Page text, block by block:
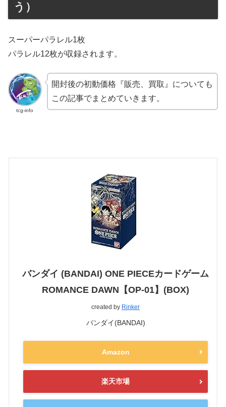
う）
スーパーパラレル1枚
パラレル12枚が収録されます。
tcg-info
開封後の初動価格『販売、買取』についても
この記事でまとめていきます。
バンダイ (BANDAI) ONE PIECEカードゲーム
ROMANCE DAWN【OP-01】(BOX)
created by Rinker
バンダイ(BANDAI)
Amazon
楽天市場